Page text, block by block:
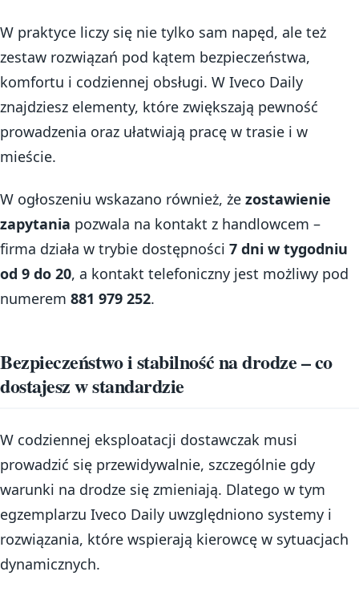
W praktyce liczy się nie tylko sam napęd, ale też
zestaw rozwiązań pod kątem bezpieczeństwa,
komfortu i codziennej obsługi. W Iveco Daily
znajdziesz elementy, które zwiększają pewność
prowadzenia oraz ułatwiają pracę w trasie i w
mieście.
W ogłoszeniu wskazano również, że zostawienie
zapytania pozwala na kontakt z handlowcem –
firma działa w trybie dostępności 7 dni w tygodniu
od 9 do 20, a kontakt telefoniczny jest możliwy pod
numerem 881 979 252.
Bezpieczeństwo i stabilność na drodze – co
dostajesz w standardzie
W codziennej eksploatacji dostawczak musi
prowadzić się przewidywalnie, szczególnie gdy
warunki na drodze się zmieniają. Dlatego w tym
egzemplarzu Iveco Daily uwzględniono systemy i
rozwiązania, które wspierają kierowcę w sytuacjach
dynamicznych.